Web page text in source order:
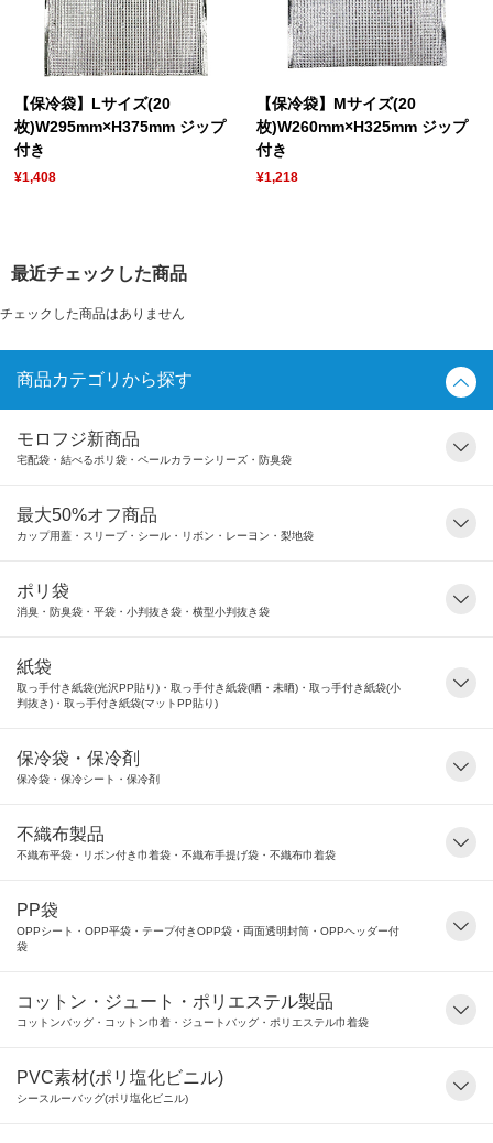
【保冷袋】Lサイズ(20
枚)W295mm×H375mm ジップ
付き
¥1,408
【保冷袋】Mサイズ(20
枚)W260mm×H325mm ジップ
付き
¥1,218
最近チェックした商品
チェックした商品はありません
商品カテゴリから探す
モロフジ新商品
宅配袋・結べるポリ袋・ペールカラーシリーズ・防臭袋
最大50%オフ商品
カップ用蓋・スリーブ・シール・リボン・レーヨン・梨地袋
ポリ袋
消臭・防臭袋・平袋・小判抜き袋・横型小判抜き袋
紙袋
取っ手付き紙袋(光沢PP貼り)・取っ手付き紙袋(晒・未晒)・取っ手付き紙袋(小
判抜き)・取っ手付き紙袋(マットPP貼り)
保冷袋・保冷剤
保冷袋・保冷シート・保冷剤
不織布製品
不織布平袋・リボン付き巾着袋・不織布手提げ袋・不織布巾着袋
PP袋
OPPシート・OPP平袋・テープ付きOPP袋・両面透明封筒・OPPヘッダー付
袋
コットン・ジュート・ポリエステル製品
コットンバッグ・コットン巾着・ジュートバッグ・ポリエステル巾着袋
PVC素材(ポリ塩化ビニル)
シースルーバッグ(ポリ塩化ビニル)